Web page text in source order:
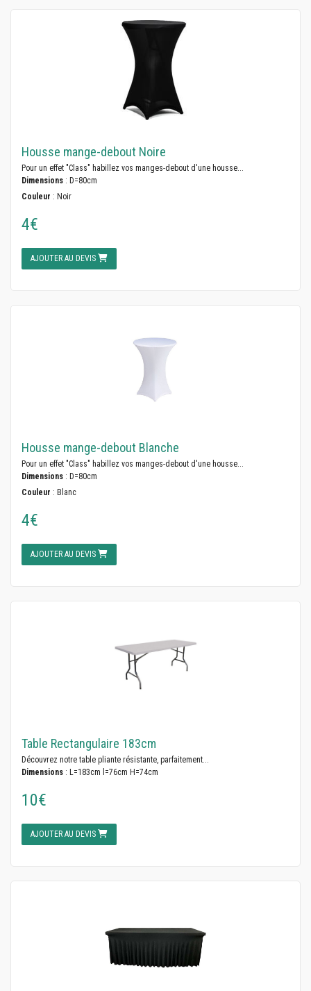
Housse mange-debout Noire
Pour un effet "Class" habillez vos manges-debout d'une housse...
Dimensions : D=80cm
Couleur : Noir
4€
AJOUTER AU DEVIS
Housse mange-debout Blanche
Pour un effet "Class" habillez vos manges-debout d'une housse...
Dimensions : D=80cm
Couleur : Blanc
4€
AJOUTER AU DEVIS
Table Rectangulaire 183cm
Découvrez notre table pliante résistante, parfaitement...
Dimensions : L=183cm l=76cm H=74cm
10€
AJOUTER AU DEVIS